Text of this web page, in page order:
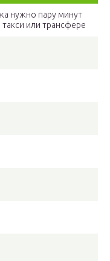
нужно пару минут
такси или трансфере